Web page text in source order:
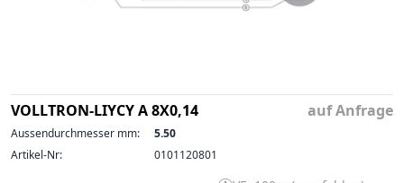
VOLLTRON-LIYCY A 8X0,14 auf Anfrage
Aussendurchmesser mm:
5.50
Artikel-Nr:
0101120801